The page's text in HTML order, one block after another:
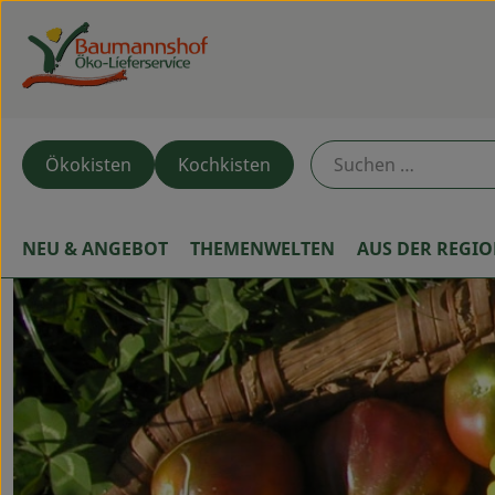
Ökokisten Kochkisten
NEU & ANGEBOT THEMENWELTEN AUS DER